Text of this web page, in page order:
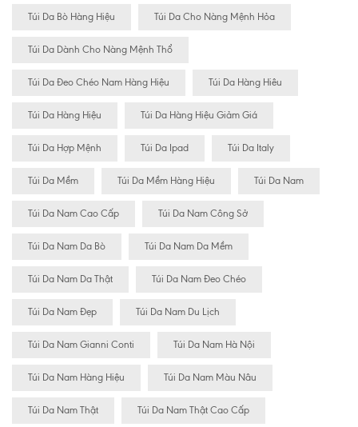
Túi Da Bò Hàng Hiệu Túi Da Cho Nàng Mệnh Hỏa
Túi Da Dành Cho Nàng Mệnh Thổ
Túi Da Đeo Chéo Nam Hàng Hiệu Túi Da Hàng Hiêu
Túi Da Hàng Hiệu Túi Da Hàng Hiệu Giảm Giá
Túi Da Hợp Mệnh Túi Da Ipad Túi Da Italy
Túi Da Mềm Túi Da Mềm Hàng Hiệu Túi Da Nam
Túi Da Nam Cao Cấp Túi Da Nam Công Sở
Túi Da Nam Da Bò Túi Da Nam Da Mềm
Túi Da Nam Da Thật Túi Da Nam Đeo Chéo
Túi Da Nam Đẹp Túi Da Nam Du Lịch
Túi Da Nam Gianni Conti Túi Da Nam Hà Nội
Túi Da Nam Hàng Hiệu Túi Da Nam Màu Nâu
Túi Da Nam Thật Túi Da Nam Thật Cao Cấp